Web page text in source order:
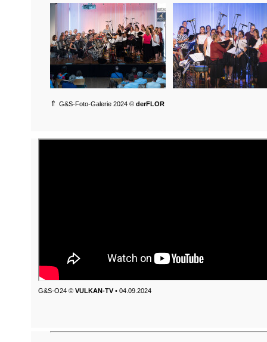
⇑ G&S-Foto-Galerie 2024 ©derFLOR
G&S-O24 © VULKAN-TV• 04.09.2024